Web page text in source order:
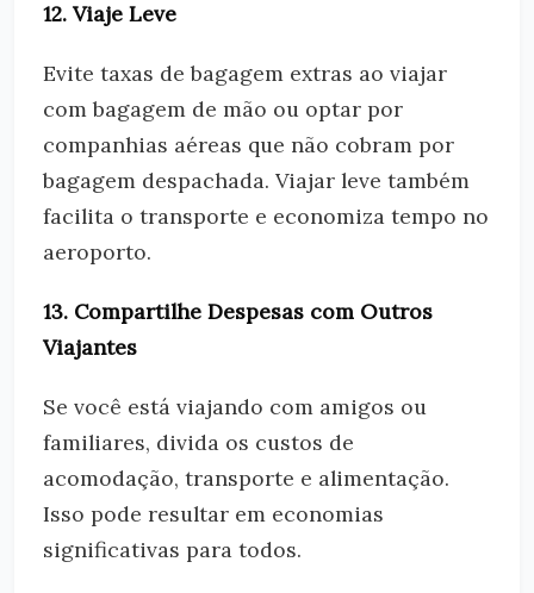
12. Viaje Leve
Evite taxas de bagagem extras ao viajar
com bagagem de mão ou optar por
companhias aéreas que não cobram por
bagagem despachada. Viajar leve também
facilita o transporte e economiza tempo no
aeroporto.
13. Compartilhe Despesas com Outros
Viajantes
Se você está viajando com amigos ou
familiares, divida os custos de
acomodação, transporte e alimentação.
Isso pode resultar em economias
significativas para todos.